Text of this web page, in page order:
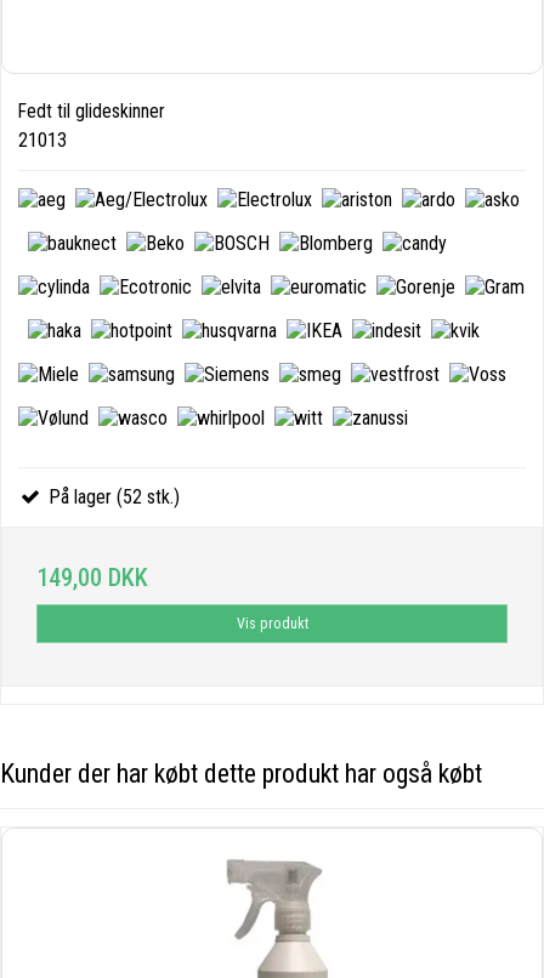
Fedt til glideskinner
21013
På lager (52 stk.)
149,00 DKK
Vis produkt
Kunder der har købt dette produkt har også købt